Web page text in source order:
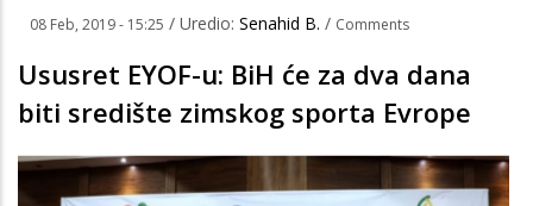
08 Feb, 2019 - 15:25 / Uredio: Senahid B. / Comments
Ususret EYOF-u: BiH će za dva dana
biti središte zimskog sporta Evrope